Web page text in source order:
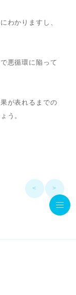
わかりますし、
悪循環に陥って
が表れるまでの
う。
< >